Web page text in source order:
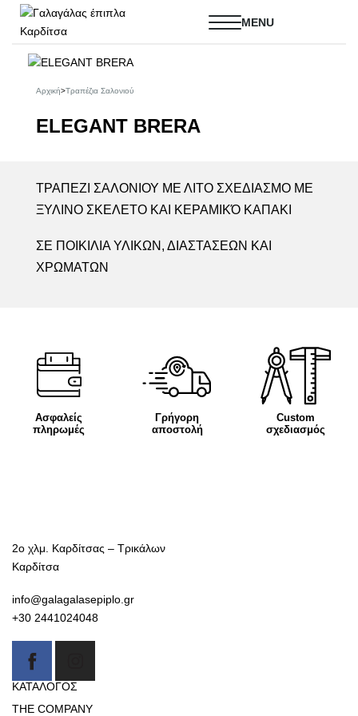
Αρχική>Τραπέζια Σαλονιού
ELEGANT BRERA
ΤΡΑΠΕΖΙ ΣΑΛΟΝΙΟΥ ΜΕ ΛΙΤΟ ΣΧΕΔΙΑΣΜΟ ΜΕ
ΞΥΛΙΝΟ ΣΚΕΛΕΤΟ ΚΑΙ ΚΕΡΑΜΙΚΌ ΚΑΠΑΚΙ
ΣΕ ΠΟΙΚΙΛΙΑ ΥΛΙΚΩΝ, ΔΙΑΣΤΑΣΕΩΝ ΚΑΙ
ΧΡΩΜΑΤΩΝ
Ασφαλείς
πληρωμές
Γρήγορη
αποστολή
Custom
σχεδιασμός
2ο χλμ. Καρδίτσας – Τρικάλων
Καρδίτσα
info@galagalasepiplo.gr
+30 2441024048
ΚΑΤΑΛΟΓΟΣ
Καναπέδες
THE COMPANY